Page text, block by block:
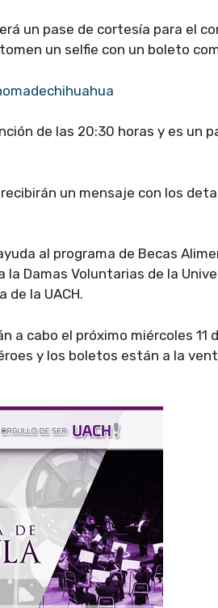
un pase de cortesía para el
un selfie con un boleto
de las 20:30 horas y es un
un mensaje con los
al programa de Becas
Damas Voluntarias de la
de la UACH.
a cabo el próximo miércoles 11
y los boletos están a la